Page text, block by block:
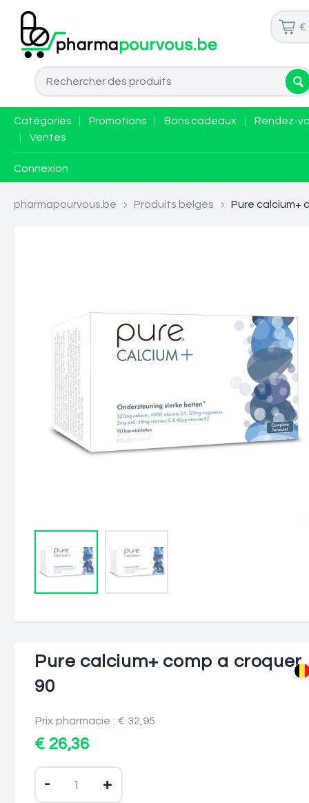
€
Catégories Promotions Bons cadeaux
Rendez-
Ventes
Connexion
pharmapourvous.be > Produits belges > Pure calcium+
Pure calcium+ comp a croquer
90
Prix pharmacie : € 32,95
€ 26,36
- +